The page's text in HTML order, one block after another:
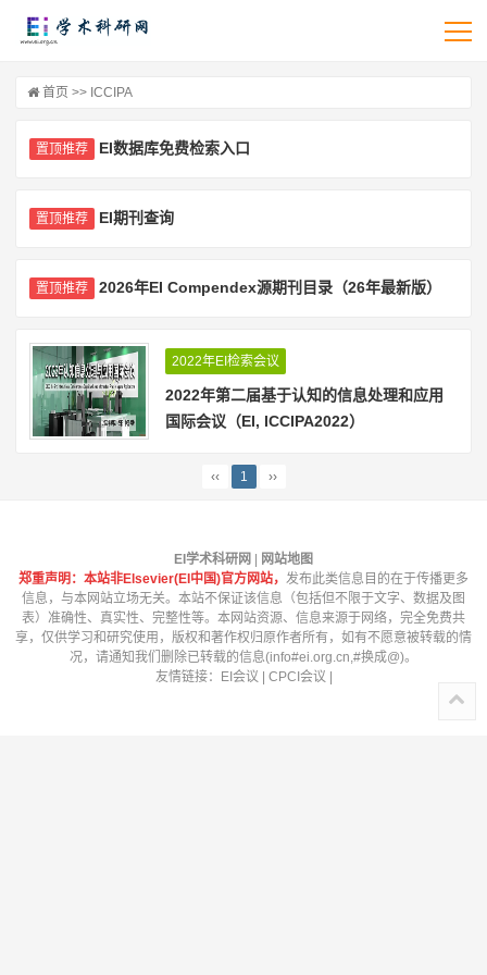
首页 >> ICCIPA
置顶推荐 EI数据库免费检索入口
置顶推荐 EI期刊查询
置顶推荐 2026年EI Compendex源期刊目录（26年最新版）
2022年EI检索会议
2022年第二届基于认知的信息处理和应用
国际会议（EI, ICCIPA2022）
‹‹ 1 ››
EI学术科研网
网站地图
郑重声明：本站非Elsevier(EI中国)官方网站， 发布此类信息目的在于传播更多
信息，与本网站立场无关。本站不保证该信息（包括但不限于文字、数据及图
表）准确性、真实性、完整性等。本网站资源、信息来源于网络，完全免费共
享，仅供学习和研究使用，版权和著作权归原作者所有，如有不愿意被转载的情
况，请通知我们删除已转载的信息(info#ei.org.cn,#换成@)。
友情链接：
EI会议 CPCI会议